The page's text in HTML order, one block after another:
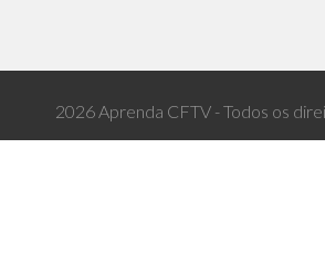
2026 Aprenda CFTV - Todos os